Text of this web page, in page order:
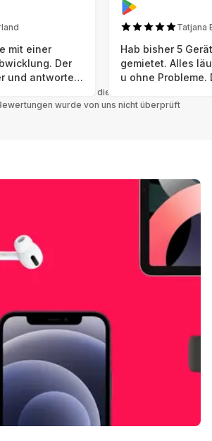
mit einer
Der
und antworte
Tatjana
Hab bisher 5
gemietet. Alles
u ohne Probleme.
einwandfreien
Nachhaltig u wer
mal wieder ein
hat (Xbox,
Smartphone etc),
Grover nur
Möglichkeit
besteht nach
beziehen sich auf die Grover App.
wurde von uns nicht überprüft